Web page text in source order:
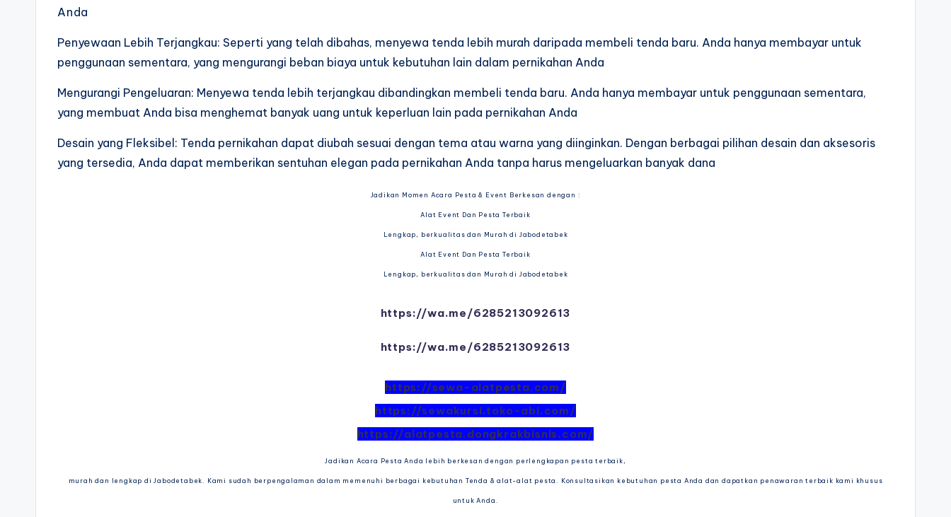
Anda
Penyewaan Lebih Terjangkau: Seperti yang telah dibahas, menyewa tenda lebih murah daripada membeli tenda baru. Anda hanya membayar untuk
penggunaan sementara, yang mengurangi beban biaya untuk kebutuhan lain dalam pernikahan Anda
Mengurangi Pengeluaran: Menyewa tenda lebih terjangkau dibandingkan membeli tenda baru. Anda hanya membayar untuk penggunaan sementara,
yang membuat Anda bisa menghemat banyak uang untuk keperluan lain pada pernikahan Anda
Desain yang Fleksibel: Tenda pernikahan dapat diubah sesuai dengan tema atau warna yang diinginkan. Dengan berbagai pilihan desain dan aksesoris
yang tersedia, Anda dapat memberikan sentuhan elegan pada pernikahan Anda tanpa harus mengeluarkan banyak dana
Jadikan Momen Acara Pesta & Event Berkesan dengan :
Alat Event Dan Pesta Terbaik
Lengkap, berkualitas dan Murah di Jabodetabek
Alat Event Dan Pesta Terbaik
Lengkap, berkualitas dan Murah di Jabodetabek
https://wa.me/6285213092613
https://wa.me/6285213092613
https://sewa-alatpesta.com/
https://sewakursi.toko-abi.com/
https://alatpesta.dongkrakbisnis.com/
Jadikan Acara Pesta Anda lebih berkesan dengan perlengkapan pesta terbaik,
murah dan lengkap di Jabodetabek. Kami sudah berpengalaman dalam memenuhi berbagai kebutuhan Tenda & alat-alat pesta. Konsultasikan kebutuhan pesta Anda dan dapatkan penawaran terbaik kami khusus
untuk Anda.